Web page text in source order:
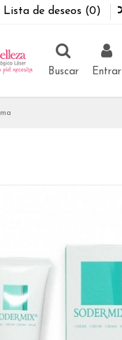
Lista de deseos (0)
Buscar Entrar